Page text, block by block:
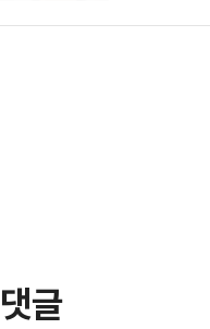
에서 지
의구심
국적 남
댓글